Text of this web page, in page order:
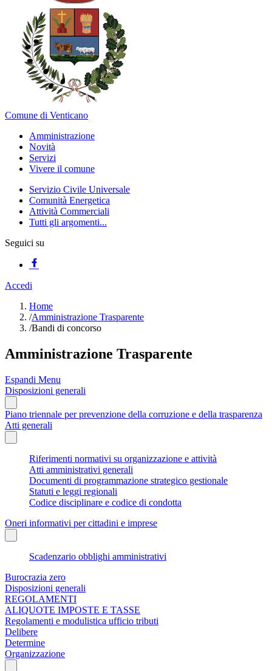
Comune di Venticano
Amministrazione
Novità
Servizi
Vivere il comune
Servizio Civile Universale
Comunità Energetica
Attività Commerciali
Tutti gli argomenti...
Seguici su
Accedi
Home
/Amministrazione Trasparente
/Bandi di concorso
Amministrazione Trasparente
Espandi Menu
Disposizioni generali
Piano triennale per prevenzione della corruzione e della trasparenza
Atti generali
Riferimenti normativi su organizzazione e attività
Atti amministrativi generali
Documenti di programmazione strategico gestionale
Statuti e leggi regionali
Codice disciplinare e codice di condotta
Oneri informativi per cittadini e imprese
Scadenzario obblighi amministrativi
Burocrazia zero
Disposizioni generali
REGOLAMENTI
ALIQUOTE IMPOSTE E TASSE
Regolamenti e modulistica ufficio tributi
Delibere
Determine
Organizzazione